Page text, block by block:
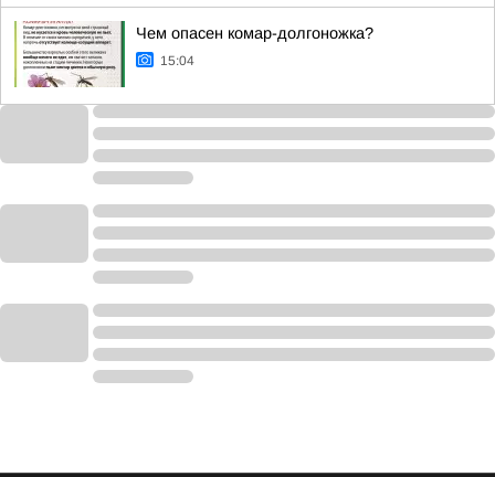
Чем опасен комар-долгоножка?
15:04